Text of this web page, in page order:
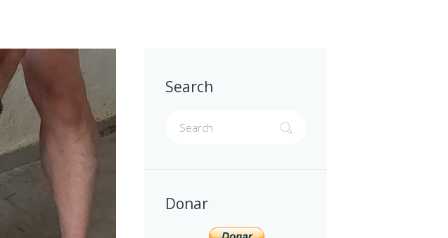
Search
Donar